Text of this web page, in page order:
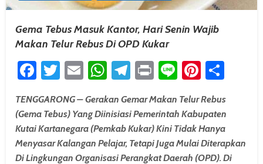
Gema Tebus Masuk Kantor, Hari Senin Wajib
Makan Telur Rebus Di OPD Kukar
Facebook
Twitter
EmailWhatsApp
Telegram
PrintLine
TENGGARONG – Gerakan Gemar Makan Telur Rebus
(Gema Tebus) Yang Diinisiasi Pemerintah Kabupaten
Kutai Kartanegara (Pemkab Kukar) Kini Tidak Hanya
Menyasar Kalangan Pelajar, Tetapi Juga Mulai Diterapkan
Di Lingkungan Organisasi Perangkat Daerah (OPD). Di